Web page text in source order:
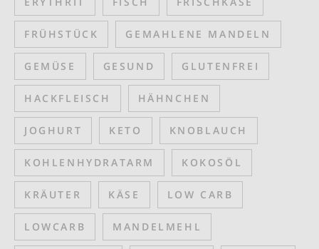
FRÜHSTÜCK GEMAHLENE MANDELN
GEMÜSE GESUND GLUTENFREI
HACKFLEISCH HÄHNCHEN
JOGHURT KETO KNOBLAUCH
KOHLENHYDRATARM KOKOSÖL
KRÄUTER KÄSE LOW CARB
LOWCARB MANDELMEHL